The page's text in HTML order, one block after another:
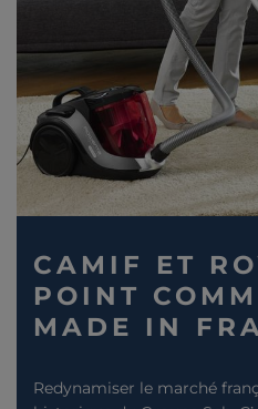
CAMIF ET
POINT
MADE IN
Redynamiser le marché